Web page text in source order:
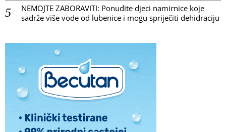
NEMOJTE ZABORAVITI: Ponudite djeci namirnice koje
sadrže više vode od lubenice i mogu spriječiti dehidraciju